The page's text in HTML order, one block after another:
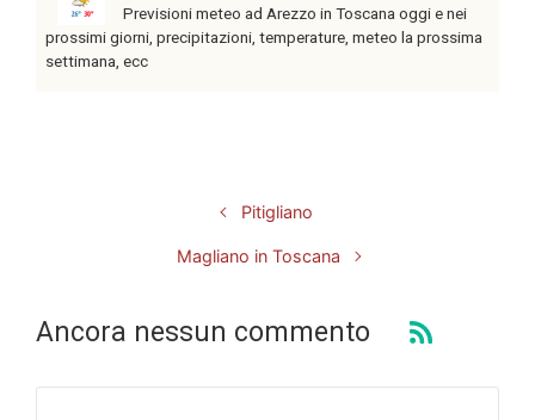
Previsioni meteo ad Arezzo in Toscana oggi e nei
prossimi giorni, precipitazioni, temperature, meteo la prossima
settimana, ecc
Pitigliano
Magliano in Toscana
Ancora nessun commento